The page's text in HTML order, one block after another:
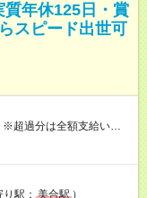
質年休125日・賞
スピード出世可
超過分は全額支給いたし
し残業時間 29時間／月
き方
～64万4，000円 ※グロ
駅： 美合駅 ）